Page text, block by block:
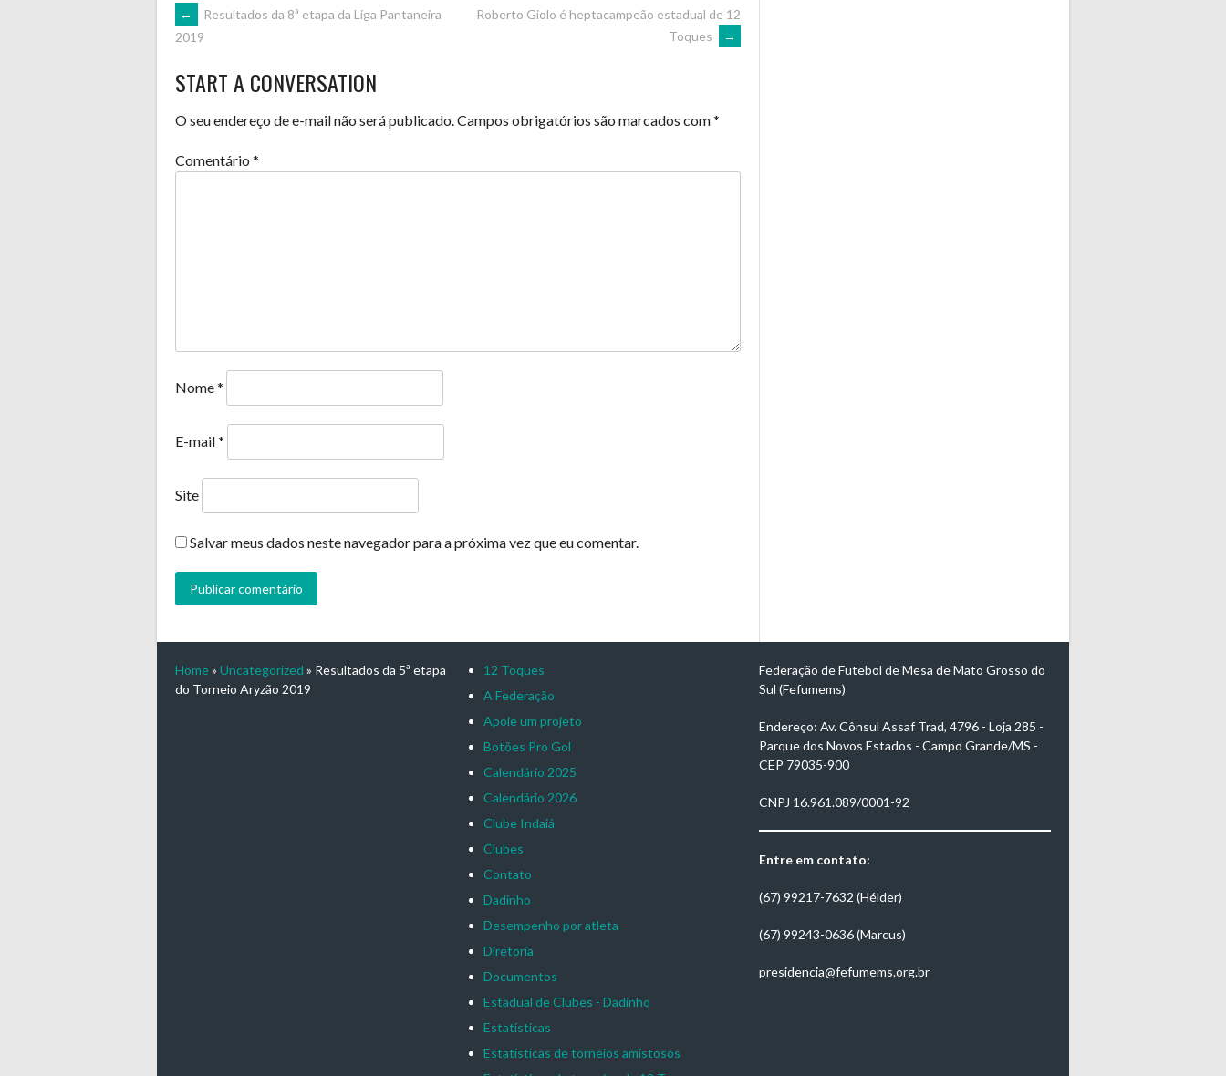
POST
NAVIGATION
←
Resultados da 8ª etapa da Liga Pantaneira
2019
Roberto Giolo é heptacampeão estadual de 12
Toques
→
START A CONVERSATION
O seu endereço de e-mail não será publicado. Campos obrigatórios são marcados com*
Comentário *
Nome*
E-mail*
Site
Salvar meus dados neste navegador para a próxima vez que eu comentar.
Home » Uncategorized » Resultados da 5ª etapa
do Torneio Aryzão 2019
12 Toques
A Federação
Apoie um projeto
Botões Pro Gol
Calendário 2025
Calendário 2026
Clube Indaiá
Clubes
Contato
Dadinho
Desempenho por atleta
Diretoria
Documentos
Estadual de Clubes - Dadinho
Estatísticas
Estatísticas de torneios amistosos
Federação de Futebol de Mesa de Mato Grosso do
Sul (Fefumems)
Endereço: Av. Cônsul Assaf Trad, 4796 - Loja 285 -
Parque dos Novos Estados - Campo Grande/MS -
CEP 79035-900
CNPJ 16.961.089/0001-92
Entre em contato:
(67) 99217-7632 (Hélder)
(67) 99243-0636 (Marcus)
presidencia@fefumems.org.br